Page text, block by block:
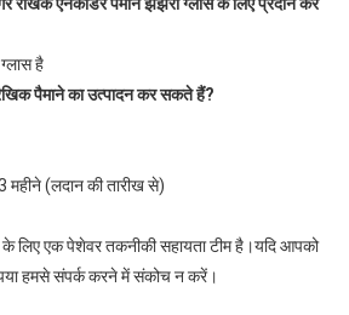
है
पैमाने का उत्पादन कर सकते हैं?
महीने (लदान की तारीख से)
के लिए एक पेशेवर तकनीकी सहायता टीम है।यदि आपको
हमसे संपर्क करने में संकोच न करें।